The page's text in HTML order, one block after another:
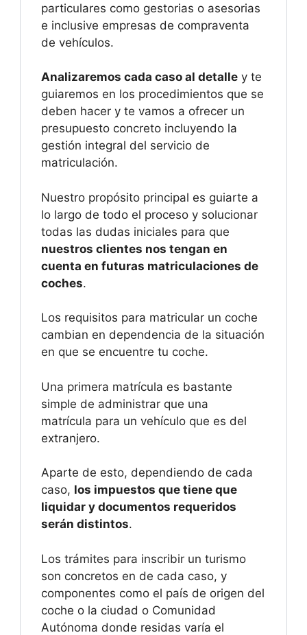
particulares como gestorias o asesorias
e inclusive empresas de compraventa
de vehículos.
Analizaremos cada caso al detalle y te
guiaremos en los procedimientos que se
deben hacer y te vamos a ofrecer un
presupuesto concreto incluyendo la
gestión integral del servicio de
matriculación.
Nuestro propósito principal es guiarte a
lo largo de todo el proceso y solucionar
todas las dudas iniciales para que
nuestros clientes nos tengan en
cuenta en futuras matriculaciones de
coches.
Los requisitos para matricular un coche
cambian en dependencia de la situación
en que se encuentre tu coche.
Una primera matrícula es bastante
simple de administrar que una
matrícula para un vehículo que es del
extranjero.
Aparte de esto, dependiendo de cada
caso, los impuestos que tiene que
liquidar y documentos requeridos
serán distintos.
Los trámites para inscribir un turismo
son concretos en de cada caso, y
componentes como el país de origen del
coche o la ciudad o Comunidad
Autónoma donde residas varía el